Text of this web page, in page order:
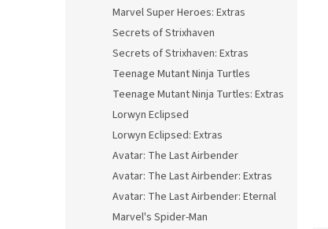
Marvel Super Heroes: Extras
Secrets of Strixhaven
Secrets of Strixhaven: Extras
Teenage Mutant Ninja Turtles
Teenage Mutant Ninja Turtles: Extras
Lorwyn Eclipsed
Lorwyn Eclipsed: Extras
Avatar: The Last Airbender
Avatar: The Last Airbender: Extras
Avatar: The Last Airbender: Eternal
Marvel's Spider-Man